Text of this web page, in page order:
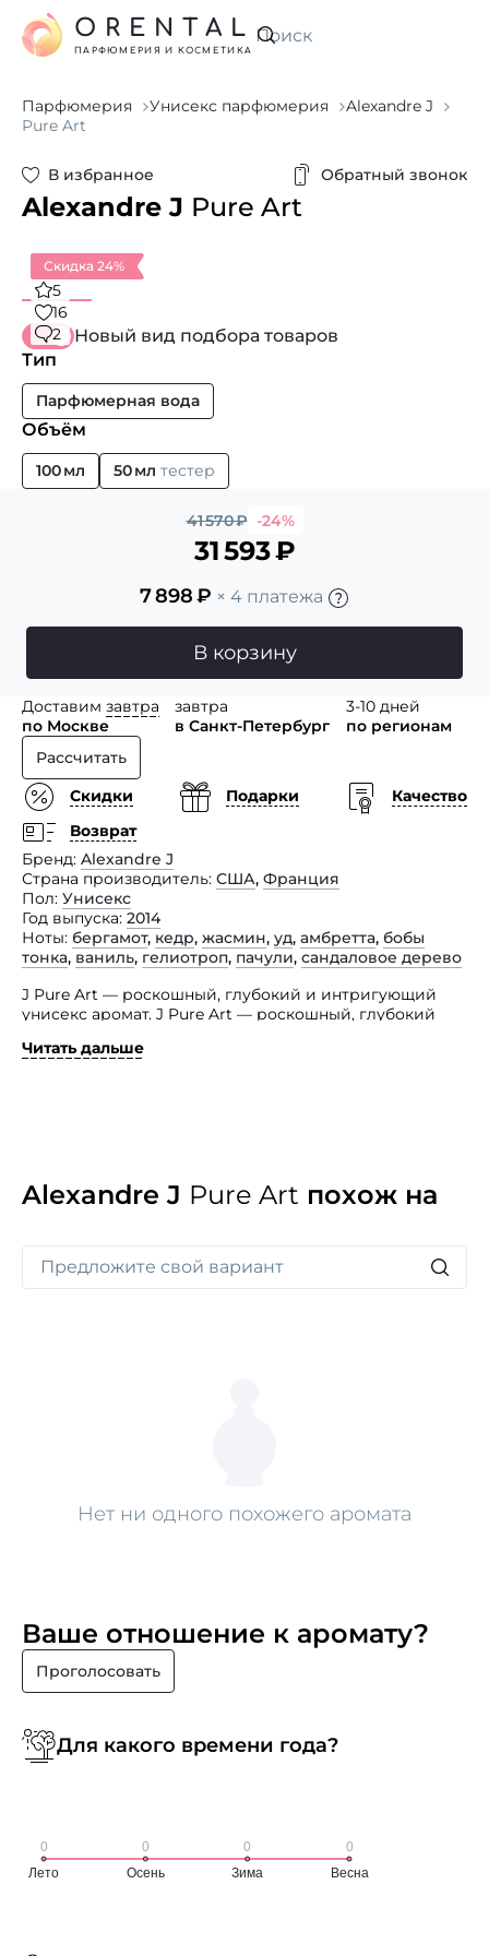
Искать
ORENTAL
ПАРФЮМЕРИЯ И КОСМЕТИКА
Парфюмерия Унисекс парфюмерия
Alexandre J
Pure Art
В избранное Обратный звонок
Alexandre J Pure Art
Скидка 24%
5
16
2
Новый вид подбора товаров
Тип
Парфюмерная вода
Объём
100 мл 50 мл тестер
41 570₽ -24%
31 593₽
7 898₽ × 4 платежа
В корзину
Доставим завтра
по Москве
завтра
в Санкт-Петербург
3-10 дней
по регионам
Рассчитать
Скидки
Подарки
Качество
Возврат
Бренд Alexandre J
Страна производитель США, Франция
Пол Унисекс
Год выпуска 2014
Ноты бергамот, кедр, жасмин, уд, амбретта, бобы
тонка, ваниль, гелиотроп, пачули, сандаловое дерево
J Pure Art — роскошный, глубокий и интригующий
унисекс аромат. J Pure Art — роскошный, глубокий
изысканные, многогранные переливы дерева агар
на фоне живого жасмина полностью захватывают
и сложный шлейф, как мантия короля, придает
аромату царственное величие. Тут тонкий,
экзотический сандал соседствует с ванильно-
Читать дальше
Alexandre J Pure Art похож на
Нет ни одного похожего аромата
Ваше отношение к аромату?
Проголосовать
Для какого времени года?